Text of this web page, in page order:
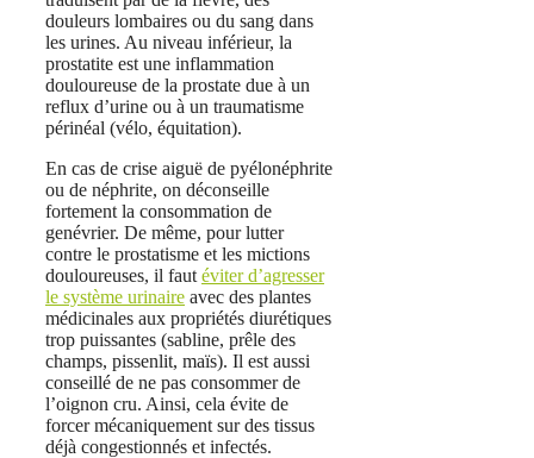
douleurs lombaires ou du sang dans
les urines. Au niveau inférieur, la
prostatite est une inflammation
douloureuse de la prostate due à un
reflux d’urine ou à un traumatisme
périnéal (vélo, équitation).
En cas de crise aiguë de pyélonéphrite
ou de néphrite, on déconseille
fortement la consommation de
genévrier. De même, pour lutter
contre le prostatisme et les mictions
douloureuses, il faut éviter d’agresser
le système urinaire avec des plantes
médicinales aux propriétés diurétiques
trop puissantes (sabline, prêle des
champs, pissenlit, maïs). Il est aussi
conseillé de ne pas consommer de
l’oignon cru. Ainsi, cela évite de
forcer mécaniquement sur des tissus
déjà congestionnés et infectés.